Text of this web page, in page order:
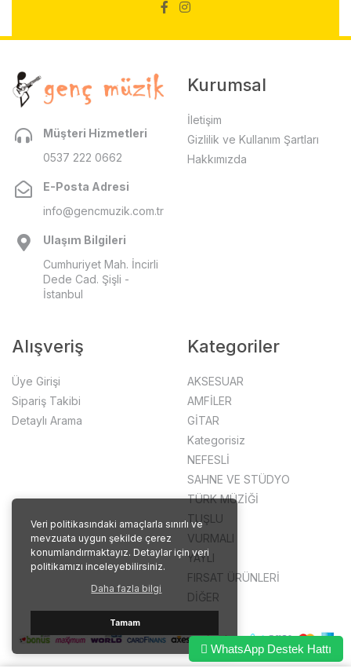
Veri politikasındaki amaçlarla sınırlı ve
mevzuata uygun şekilde çerez
konumlandırmaktayız. Detaylar için veri
politikamızı inceleyebilirsiniz.
Daha fazla bilgi
Tamam
Müşteri Hizmetleri
0537 222 0662
E-Posta Adresi
info@gencmuzik.com.tr
Ulaşım Bilgileri
Cumhuriyet Mah. İncirli
Dede Cad. Şişli -
İstanbul
Kurumsal
İletişim
Gizlilik ve Kullanım Şartları
Hakkımızda
Alışveriş
Üye Girişi
Sipariş Takibi
Detaylı Arama
Kategoriler
AKSESUAR
AMFİLER
GİTAR
Kategorisiz
NEFESLİ
SAHNE VE STÜDYO
TÜRK MÜZİĞİ
TUŞLU
VURMALI
YAYLI
FIRSAT ÜRÜNLERİ
DİĞER
WhatsApp Destek Hattı